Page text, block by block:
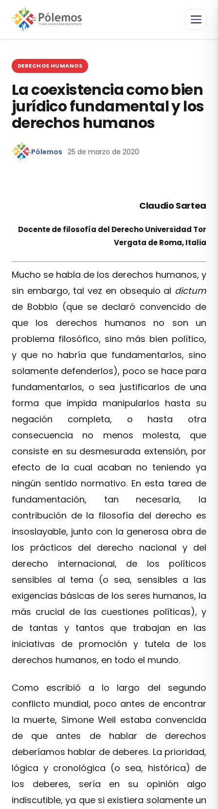
DERECHOS HUMANOS
La coexistencia como bien
jurídico fundamental y los
derechos humanos
Pólemos 25 de marzo de 2020
Claudio Sartea
Docente de filosofía del Derecho Universidad Tor
Vergata de Roma, Italia
Mucho se habla de los derechos humanos, y
sin embargo, tal vez en obsequio al dictum
de Bobbio (que se declaró convencido de
que los derechos humanos no son un
problema filosófico, sino más bien político,
y que no habría que fundamentarlos, sino
solamente defenderlos), poco se hace para
fundamentarlos, o sea justificarlos de una
forma que impida manipularlos hasta su
negación completa, o hasta otra
consecuencia no menos molesta, que
consiste en su desmesurada extensión, por
efecto de la cual acaban no teniendo ya
ningún sentido normativo. En esta tarea de
fundamentación, tan necesaria, la
contribución de la filosofía del derecho es
insoslayable, junto con la generosa obra de
los prácticos del derecho nacional y del
derecho internacional, de los políticos
sensibles al tema (o sea, sensibles a las
exigencias básicas de los seres humanos, la
más crucial de las cuestiones políticas), y
de tantas y tantos que trabajan en las
iniciativas de promoción y tutela de los
derechos humanos, en todo el mundo.
Como escribió a lo largo del segundo
conflicto mundial, poco antes de encontrar
la muerte, Simone Weil estaba convencida
de que antes de hablar de derechos
deberíamos hablar de deberes. La prioridad,
lógica y cronológica (o sea, histórica) de
los deberes, sería en su opinión algo
indiscutible, ya que si existiera solamente un